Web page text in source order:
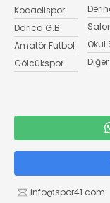
Kocaelispor
Darıca G.B.
Amatör Futbol
Gölcükspor
Okul
info@spor41.com